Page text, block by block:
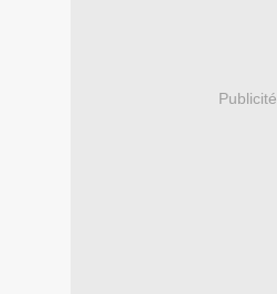
Publicité